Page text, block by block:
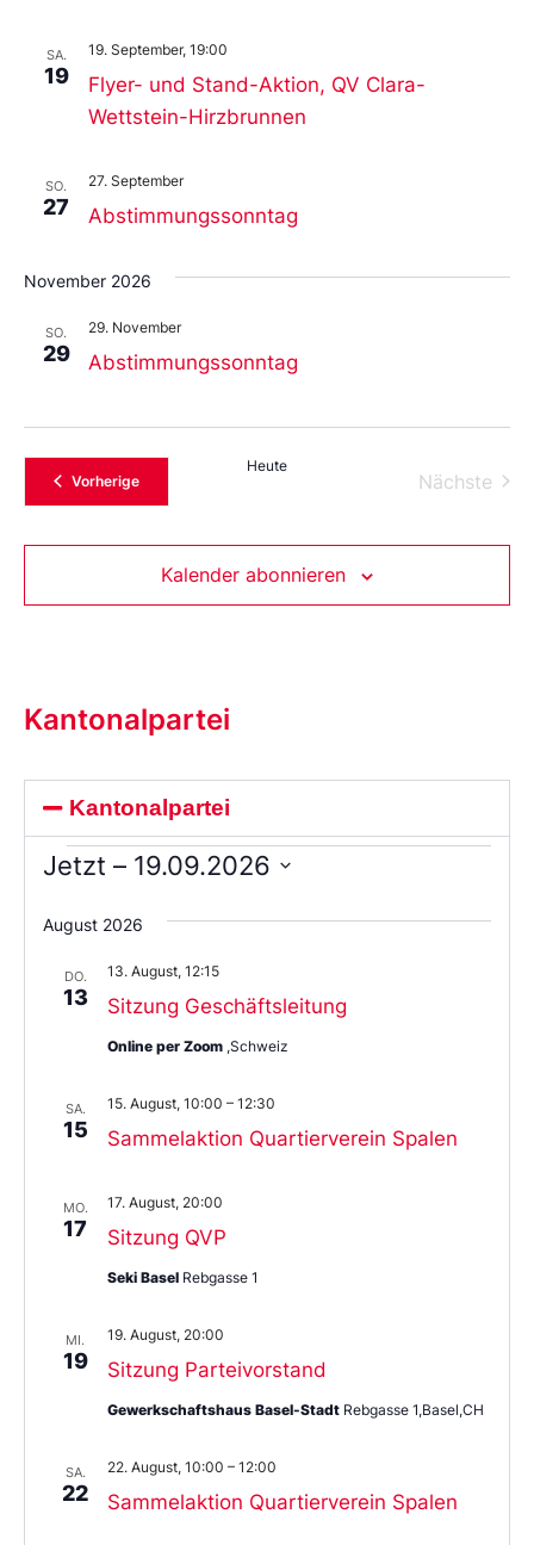
SA.
19
Flyer- und Stand-Aktion, QV Clara-
Wettstein-Hirzbrunnen
19. September, 19:00
SO.
27 Abstimmungssonntag
27. September
November 2026
SO.
29 Abstimmungssonntag
29. November
VorherigeVeranstaltungen
Heute
Nächste
Kalender abonnieren
Kantonalpartei
Kantonalpartei
Jetzt – 19.09.2026
Sie
das
aus.
August 2026
DO.
13 Sitzung Geschäftsleitung
13. August, 12:15
Online per Zoom ,Schweiz
SA.
15 Sammelaktion Quartierverein Spalen
15. August, 10:00 – 12:30
MO.
17 Sitzung QVP
17. August, 20:00
Seki Basel Rebgasse 1
MI.
19 Sitzung Parteivorstand
19. August, 20:00
Gewerkschaftshaus Basel-Stadt Rebgasse 1,Basel,CH
SA.
22 Sammelaktion Quartierverein Spalen
22. August, 10:00 – 12:00